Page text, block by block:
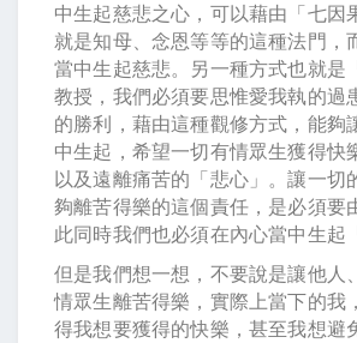
中生起慈悲之心，可以藉由「七因
就是知母、念恩等等的這種法門，
當中生起慈悲。另一種方式也就是
教授，我們必須要思惟愛我執的過
的勝利，藉由這種觀修方式，能夠
中生起，希望一切有情眾生獲得快
以及遠離痛苦的「悲心」。讓一切
夠離苦得樂的這個責任，是必須要
此同時我們也必須在內心當中生起
但是我們想一想，不要說是讓他人
情眾生離苦得樂，實際上當下的我
得我想要獲得的快樂，甚至我想避